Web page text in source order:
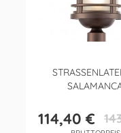
ALAMANCA
Preis
114,40 €